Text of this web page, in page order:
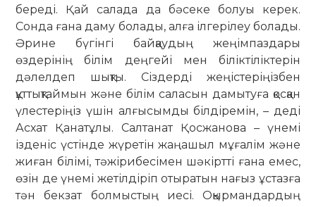
береді. Қай салада да бәсеке болуы керек.
Сонда ғана даму болады, алға ілгерілеу болады.
Әрине бүгінгі байқаудың жеңімпаздары
өздерінің білім деңгейі мен біліктіліктерін
дәлелдеп шықты. Сіздерді жеңістеріңізбен
құттықтаймын және білім саласын дамытуға қосқан
үлестеріңіз үшін алғысымды білдіремін, – деді
Асхат Қанатұлы. Салтанат Қосжанова – үнемі
ізденіс үстінде жүретін жаңашыл мұғалім және
жиған білімі, тәжірибесімен шәкіртті ғана емес,
өзін де үнемі жетілдіріп отыратын нағыз ұстазға
тән бекзат болмыстың иесі. Оқырмандардың